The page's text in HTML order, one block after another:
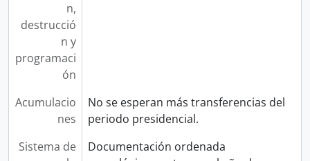
n,
destrucció
n y
programaci
ón
Acumulacio
nes
No se esperan más transferencias del
periodo presidencial.
Sistema de
Documentación ordenada